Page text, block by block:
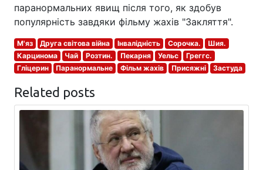
паранормальних явищ після того, як здобув
популярність завдяки фільму жахів "Закляття".
М'яз Друга світова війна Інвалідність Сорочка.
Шия.
Карцинома
Чай Розтин. Пекарня Уельс
Греггс.
Гліцерин
Паранормальне Фільм жахів Присяжні Застуда
Related posts